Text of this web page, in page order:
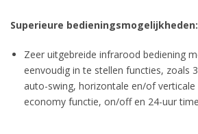
Superieure bedieningsmogelijkheden:
Zeer uitgebreide infrarood bediening
eenvoudig in te stellen functies, zoals
auto-swing, horizontale en/of verticale
economy functie, on/off en 24-uur